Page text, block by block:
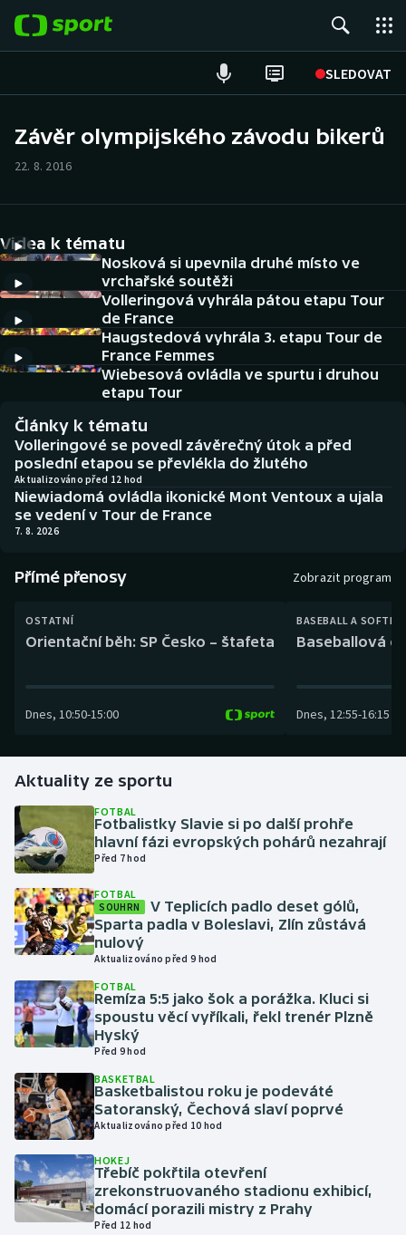
SLEDOVAT
Hokej
Tenis
Atletika
Cyklistika
DALŠÍ SPORTY
Americký fotbal
Baseball a softbal
Basketbal
Biatlon
Curling
Florbal
Golf
Gymnastika
Házená
Jezdectví
Judo
Krasobruslení
Lezení
Lyže a snowboard
Moderní pětiboj
Motorsport
NEPŘEHLÉDNĚTE
Soutěže
Historické návraty
Aplikace ČT sport
Závěr olympijského závodu bikerů
22. 8. 2016
Videa k tématu
Nosková si upevnila druhé místo ve
vrchařské soutěži
Volleringová vyhrála pátou etapu Tour
de France
Haugstedová vyhrála 3. etapu Tour de
France Femmes
Wiebesová ovládla ve spurtu i druhou
etapu Tour
Články k tématu
Volleringové se povedl závěrečný útok a před
poslední etapou se převlékla do žlutého
Aktualizováno před 12 hod
Niewiadomá ovládla ikonické Mont Ventoux a ujala
se vedení v Tour de France
7. 8. 2026
Přímé přenosy Zobrazit program
OSTATNÍ
Orientační běh: SP Česko – štafeta
Dnes, 10:50-15:00
BASEBALL A
Baseballová
Dnes, 12:55-16:15
Aktuality ze sportu
FOTBAL
Fotbalistky Slavie si po další prohře
hlavní fázi evropských pohárů nezahrají
Před 7 hod
FOTBAL
SOUHRN
V Teplicích padlo deset gólů,
Sparta padla v Boleslavi, Zlín zůstává
nulový
Aktualizováno před 9 hod
FOTBAL
Remíza 5:5 jako šok a porážka. Kluci si
spoustu věcí vyříkali, řekl trenér Plzně
Hyský
Před 9 hod
BASKETBAL
Basketbalistou roku je podeváté
Satoranský, Čechová slaví poprvé
Aktualizováno před 10 hod
HOKEJ
Třebíč pokřtila otevření
zrekonstruovaného stadionu exhibicí,
domácí porazili mistry z Prahy
Před 12 hod